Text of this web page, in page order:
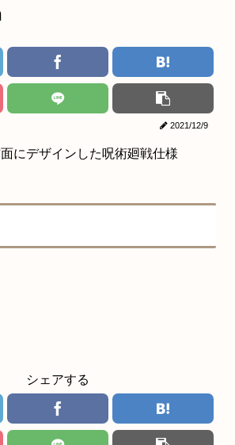
2021/12/9
にデザインした呪術廻戦仕様
シェアする